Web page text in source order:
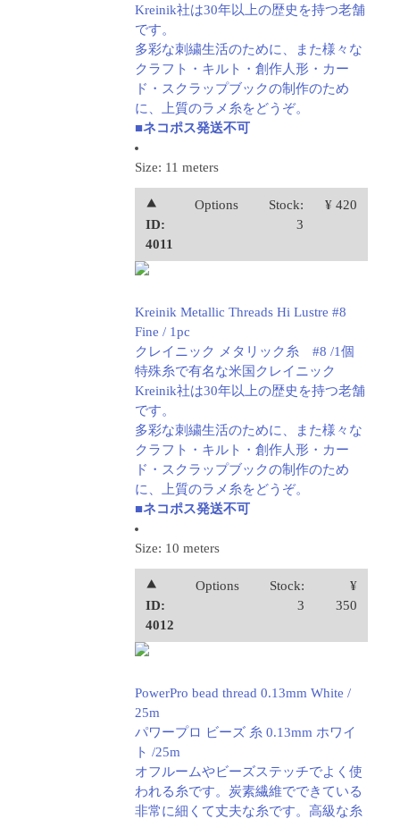
Kreinik社は30年以上の歴史を持つ老舗
です。
多彩な刺繍生活のために、また様々な
クラフト・キルト・創作人形・カー
ド・スクラップブックの制作のため
に、上質のラメ糸をどうぞ。
■ネコポス発送不可
Size: 11 meters
⯅
ID:
4011
Options
Stock:
3
¥ 420
Kreinik Metallic Threads Hi Lustre #8
Fine / 1pc
クレイニック メタリック糸 #8 /1個
特殊糸で有名な米国クレイニック
Kreinik社は30年以上の歴史を持つ老舗
です。
多彩な刺繍生活のために、また様々な
クラフト・キルト・創作人形・カー
ド・スクラップブックの制作のため
に、上質のラメ糸をどうぞ。
■ネコポス発送不可
Size: 10 meters
⯅
ID:
4012
Options
Stock:
3
¥
350
PowerPro bead thread 0.13mm White /
25m
パワープロ ビーズ 糸 0.13mm ホワイ
ト /25m
オフルームやビーズステッチでよく使
われる糸です。炭素繊維でできている
非常に細くて丈夫な糸です。高級な糸